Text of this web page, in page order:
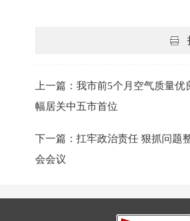
上一篇：我市前5个月空气质量优
幅居关中五市首位
下一篇：扛牢政治责任 狠抓问题
会会议